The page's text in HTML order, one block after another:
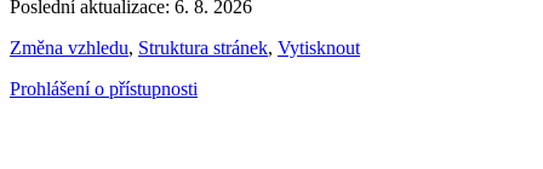
Poslední aktualizace: 6. 8. 2026
Změna vzhledu, Struktura stránek, Vytisknout
Prohlášení o přístupnosti